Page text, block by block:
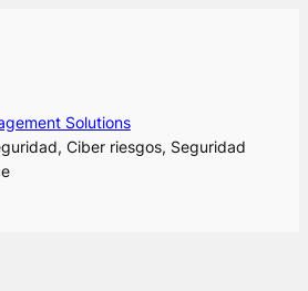
Solutions
Ciber riesgos, Seguridad